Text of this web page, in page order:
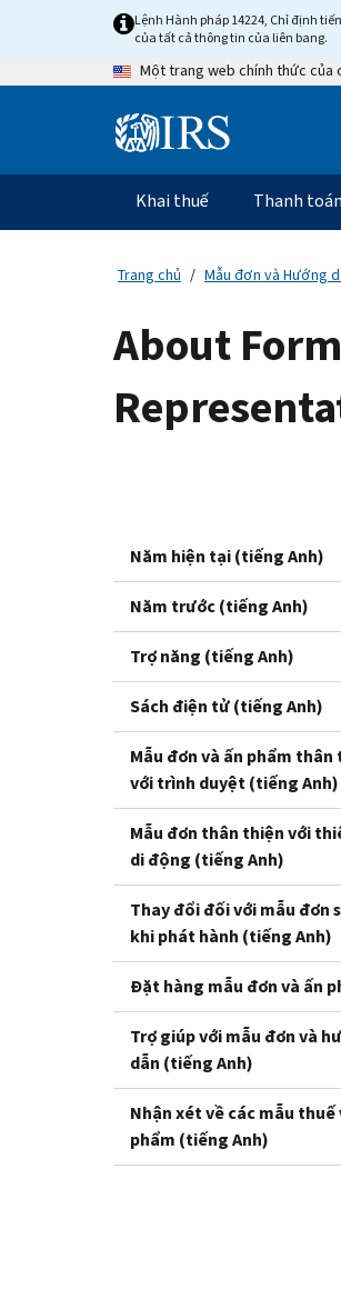
content
Lệnh Hành pháp 14224, Chỉ định
của tất cả thông tin của liên bang.
Một trang web chính thức của
Information
Điều
hướng
chính
Khai thuế Thanh toán
Trang chủ Mẫu đơn và Hướng
About
Năm hiện tại (tiếng Anh)
Năm trước (tiếng Anh)
Trợ năng (tiếng Anh)
Sách điện tử (tiếng Anh)
Mẫu đơn và ấn phẩm thân
với trình duyệt (tiếng Anh)
Mẫu đơn thân thiện với
di động (tiếng Anh)
Thay đổi đối với mẫu đơn
khi phát hành (tiếng Anh)
Đặt hàng mẫu đơn và ấn
Trợ giúp với mẫu đơn và
dẫn (tiếng Anh)
Nhận xét về các mẫu thuế
phẩm (tiếng Anh)